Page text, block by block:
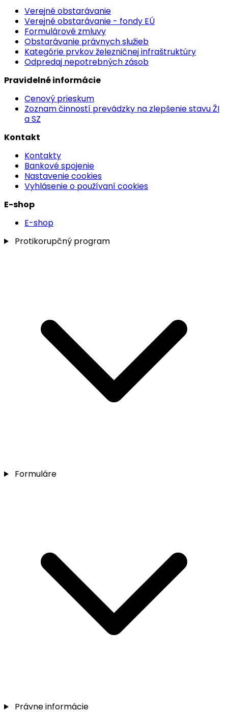
Verejné obstarávanie
Verejné obstarávanie - fondy EÚ
Formulárové zmluvy
Obstarávanie právnych služieb
Kategórie prvkov železničnej infraštruktúry
Odpredaj nepotrebných zásob
Pravidelné informácie
Cenový prieskum
Zoznam činností prevádzky na zlepšenie stavu ŽI
a SZ
Kontakt
Kontakty
Bankové spojenie
Nastavenie cookies
Vyhlásenie o používaní cookies
E-shop
E-shop
Protikorupčný program
Formuláre
Právne informácie